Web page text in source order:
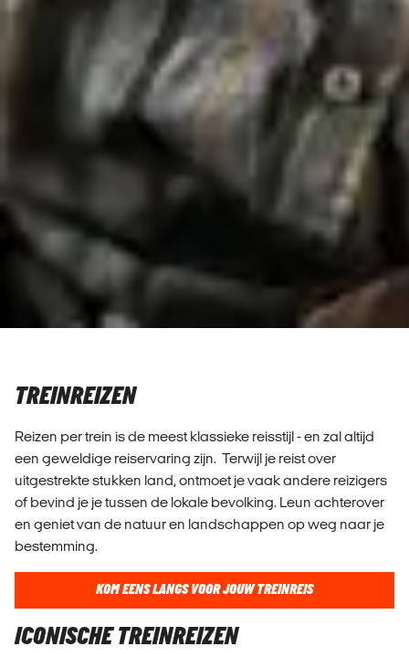
TREINREIZEN
Reizen per trein is de meest klassieke reisstijl - en zal altijd
een geweldige reiservaring zijn. Terwijl je reist over
uitgestrekte stukken land, ontmoet je vaak andere reizigers
of bevind je je tussen de lokale bevolking. Leun achterover
en geniet van de natuur en landschappen op weg naar je
bestemming.
KOM EENS LANGS VOOR JOUW TREINREIS
ICONISCHE TREINREIZEN